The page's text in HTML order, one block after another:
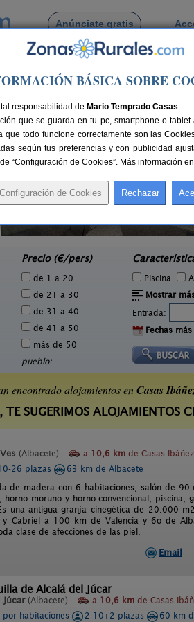
Anúnciate gratis
por pueblo
Ibáñez
Alojamiento Rural Las Taneas
Precio (€/pers)
de 1 a 20
de 21 a 30
de 31 a 40
de 41 a 50
más de 50
pueblo:
Piscina
Mostrar
Entrada:
Fechas
encontrado alojamientos enCasas
TE SUGERIMOS ALOJAMIENTOS
(Albacete) a 10,6 km de Casas
26 plazas
63 km de Albacete
de madera con 6 habitaciones, salón de
horno moruno y horno convencional,
una antigua granja cinegética de 20.000
Cabriel a 100 km de Valencia y 6o de
clase de afecciones de las piel.
Email
de Alcalá del Júcar
(Albacete) a 10,6 km de Casas
habitaciones
2-10+2 plazas
60 km
BÁSICA SOBRE
responsabilidad de Mario Temprado Casas.
que se guarda en tu pc, smartphone o
todo funcione correctamente son las
según tus preferencias y con publicidad
“Configuración de Cookies”. Más información